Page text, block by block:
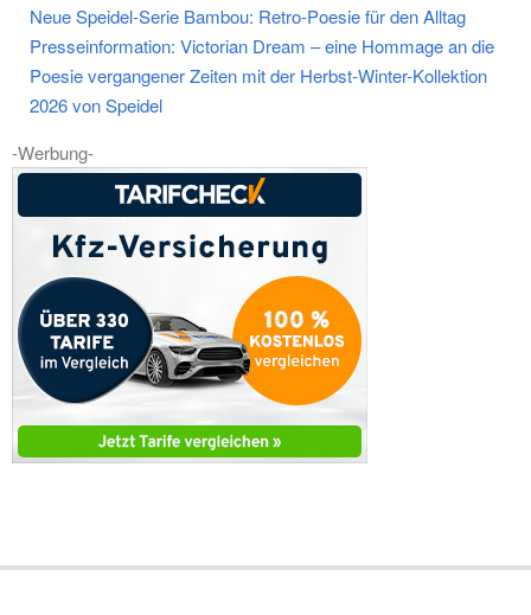
Neue Speidel-Serie Bambou: Retro-Poesie für den Alltag
Presseinformation: Victorian Dream – eine Hommage an die
Poesie vergangener Zeiten mit der Herbst-Winter-Kollektion
2026 von Speidel
-Werbung-